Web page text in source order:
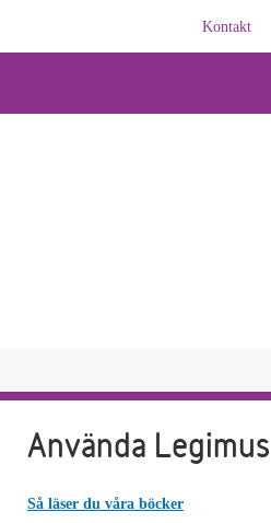
Kontakt
Använda Legimus
Så läser du våra böcker